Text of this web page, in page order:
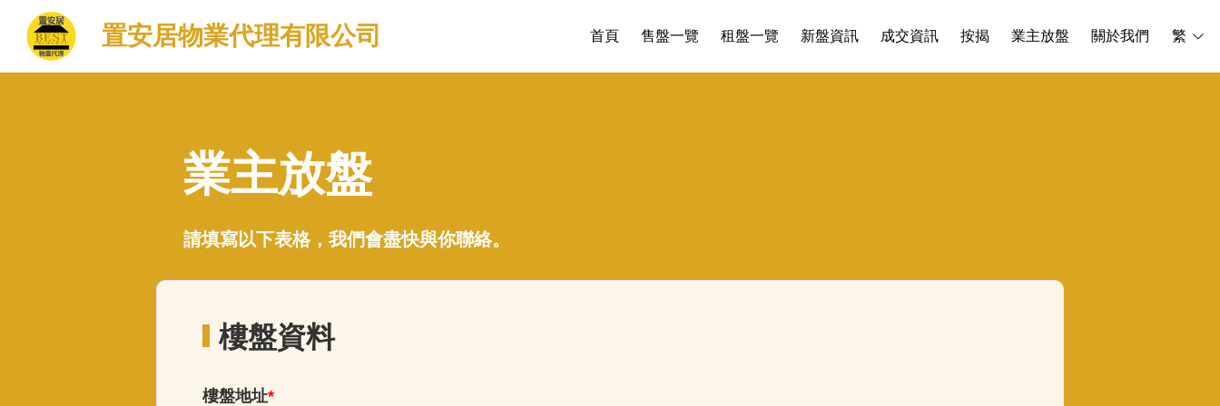
置安居物業代理有限公司 首頁 售盤一覽 租盤一覽 新盤資訊 成交資訊 按揭 業主放盤 關於我們 繁
業主放盤
請填寫以下表格，我們會盡快與你聯絡。
樓盤資料
樓盤地址*